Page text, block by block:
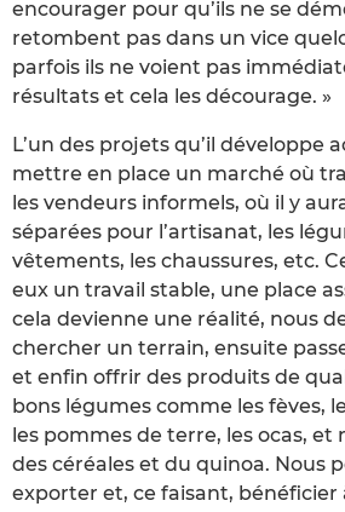
encourager pour qu’ils ne se
retombent pas dans un vice
parfois ils ne voient pas
résultats et cela les décourage. »
L’un des projets qu’il développe
mettre en place un marché où
les vendeurs informels, où il y
séparées pour l’artisanat, les
vêtements, les chaussures, etc.
eux un travail stable, une place
cela devienne une réalité, nous
chercher un terrain, ensuite
et enfin offrir des produits de
bons légumes comme les fèves,
les pommes de terre, les ocas, et
des céréales et du quinoa. Nous
exporter et, ce faisant, bénéficier